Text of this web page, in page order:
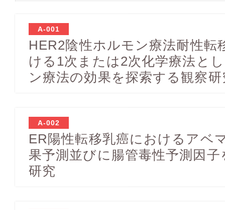
A-001
HER2陰性ホルモン療法耐性転
ける1次または2次化学療法と
ン療法の効果を探索する観察研
A-002
ER陽性転移乳癌におけるアベ
果予測並びに腸管毒性予測因
研究